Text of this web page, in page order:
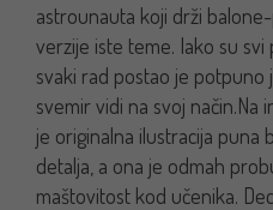
astrounauta koji drži
verzije iste teme. Iako su svi
svaki rad postao je
svemir vidi na svoj način.Na
je originalna ilustracija puna
detalja, a ona je odmah
maštovitost kod učenika.